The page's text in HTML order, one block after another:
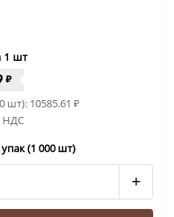
1 шт
₽
шт): 10585.61 ₽
НДС
(1 000 шт)
+